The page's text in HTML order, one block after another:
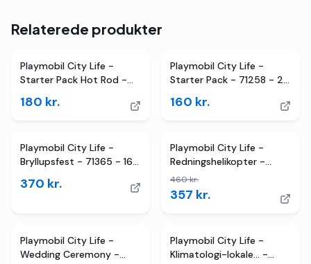
Relaterede produkter
Playmobil City Life -
Starter Pack Hot Rod -
180 kr.
Playmobil City Life -
Starter Pack - 71258 - 25
160 kr.
Playmobil City Life -
Bryllupsfest - 71365 - 163
370 kr.
TILBUD
2butikker
Playmobil City Life -
Redningshelikopter -
71203
460kr.
357 kr.
Playmobil City Life -
Wedding Ceremony -
Playmobil City Life -
Klimatologi-lokale... -